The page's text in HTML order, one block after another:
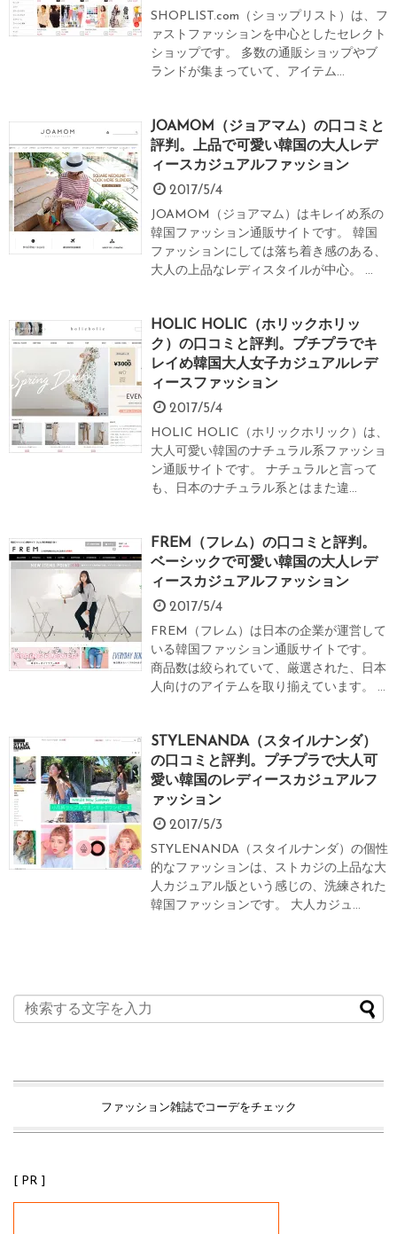
SHOPLIST.com（ショップリスト）は、フ
ァストファッションを中心としたセレクト
ショップです。 多数の通販ショップやブ
ランドが集まっていて、アイテム...
JOAMOM（ジョアマム）の口コミと
評判。上品で可愛い韓国の大人レデ
ィースカジュアルファッション
2017/5/4
JOAMOM（ジョアマム）はキレイめ系の
韓国ファッション通販サイトです。 韓国
ファッションにしては落ち着き感のある、
大人の上品なレディスタイルが中心。 ...
HOLIC HOLIC（ホリックホリッ
ク）の口コミと評判。プチプラでキ
レイめ韓国大人女子カジュアルレデ
ィースファッション
2017/5/4
HOLIC HOLIC（ホリックホリック）は、
大人可愛い韓国のナチュラル系ファッショ
ン通販サイトです。 ナチュラルと言って
も、日本のナチュラル系とはまた違...
FREM（フレム）の口コミと評判。
ベーシックで可愛い韓国の大人レデ
ィースカジュアルファッション
2017/5/4
FREM（フレム）は日本の企業が運営して
いる韓国ファッション通販サイトです。
商品数は絞られていて、厳選された、日本
人向けのアイテムを取り揃えています。 ...
STYLENANDA（スタイルナンダ）
の口コミと評判。プチプラで大人可
愛い韓国のレディースカジュアルフ
ァッション
2017/5/3
STYLENANDA（スタイルナンダ）の個性
的なファッションは、ストカジの上品な大
人カジュアル版という感じの、洗練された
韓国ファッションです。 大人カジュ...
ファッション雑誌でコーデをチェック
[ PR ]